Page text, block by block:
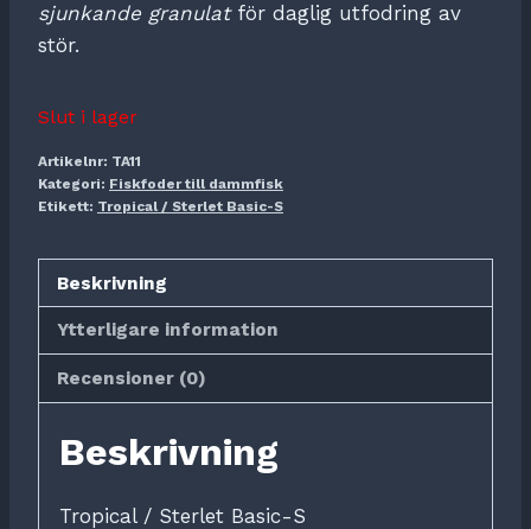
sjunkande granulatför daglig utfodring av
stör.
Slut i lager
Artikelnr: TA11
Kategori: Fiskfoder till dammfisk
Etikett: Tropical / Sterlet Basic-S
Beskrivning
Ytterligare information
Recensioner (0)
Beskrivning
Tropical / Sterlet Basic-S